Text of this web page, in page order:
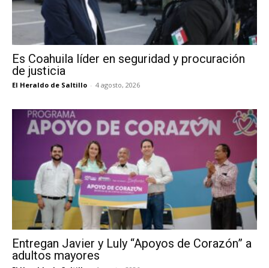
Es Coahuila líder en seguridad y procuración
de justicia
El Heraldo de Saltillo - 4 agosto, 2026
Entregan Javier y Luly “Apoyos de Corazón” a
adultos mayores